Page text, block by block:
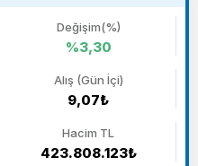
Değişim(%)
%3,30
Alış (Gün İçi)
9,07₺
Hacim TL
423.808.123₺